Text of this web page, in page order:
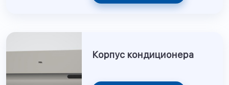
Корпус кондиционера